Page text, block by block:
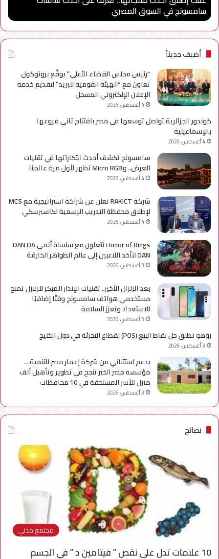
في
السوق
المصري
سامسونج في السوق المصري
مع
أضيف حديثاً
“رئيس مجلس القضاء الأعلى” يوقّع بروتوكول
تعاون مع “الهيئة القومية للبريد” لتقديم خدمة
الإعلان الإلكتروني المسجل
4 أغسطس، 2026
كوندور الجزائرية تواصل توسعها في مصر بافتتاح ثاني فروعها
بالإسماعيلية
4 أغسطس، 2026
سامسونج تكشف أحدث ابتكاراتها في تقنيات
العرض.. وMicro RGB تظهر لأول مرة عالميًا
4 أغسطس، 2026
شركة RAKICT تعلن عن شراكة استراتيجية مع MCS
لإطلاق محفظة التدريب الرسمية لكاسبرسكي
4 أغسطس، 2026
Honor of Kings تتعاون مع سلسلة أنمي DAN DA
DAN لتأخذ اللاعبين إلى عالم الظواهر الخارقة
3 أغسطس، 2026
بعد الزلزال الأخير.. تقنيات الإنذار المبكر للزلازل تمنح
مستخدمي هواتف سامسونج وقتًا إضافيًا
للاستعداد وتعزز السلامة
3 أغسطس، 2026
زوهو تطلق حل نقاط البيع (POS) لقطاع التجزئة في دول الخليج
3 أغسطس، 2026
بدعم استثنائي من شركة إعمار مصر للتنمية…
مؤسسه مصر الخير تنجح في تطوير وتأهيل ألف
منزل للأسر المستحقة في 10 محافظات
3 أغسطس، 2026
نصائح
مجتمع مدني
10 علامات تدل على نقص ” فيتامين د ” في الجسم